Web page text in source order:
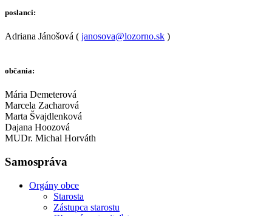
poslanci:
Adriana Jánošová ( janosova@lozorno.sk )
občania:
Mária Demeterová
Marcela Zacharová
Marta Švajdlenková
Dajana Hoozová
MUDr. Michal Horváth
Samospráva
Orgány obce
Starosta
Zástupca starostu